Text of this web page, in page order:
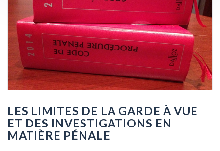
LES LIMITES DE LA GARDE À VUE
ET DES INVESTIGATIONS EN
MATIÈRE PÉNALE